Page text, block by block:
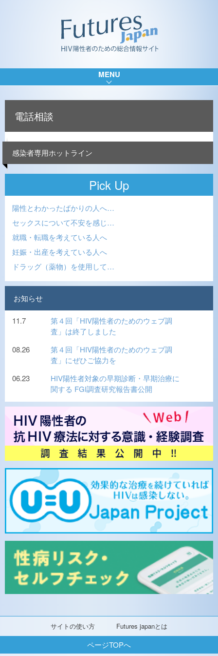
サイトの使い方 Futures japanとは
MENU
電話相談
感染者専用ホットライン
Pick Up
陽性とわかったばかりの人へ…
セックスについて不安を感じ…
就職・転職を考えている人へ
妊娠・出産を考えている人へ
ドラッグ（薬物）を使用して…
お知らせ
11.7
第４回「HIV陽性者のためのウェブ調
査」は終了しました
08.26
第４回「HIV陽性者のためのウェブ調
査」にぜひご協力を
06.23
HIV陽性者対象の早期診断・早期治療に
関する FGI調査研究報告書公開
ページTOPへ